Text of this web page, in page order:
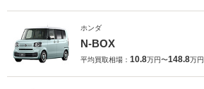
ホンダ
N-BOX
平均買取相場： 10.8万円〜148.8万円